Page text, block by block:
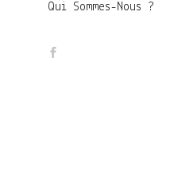
Qui Sommes-Nous ?